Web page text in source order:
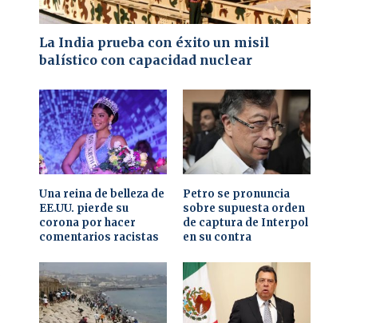
La India prueba con éxito un misil
balístico con capacidad nuclear
Una reina de belleza de
EE.UU. pierde su
corona por hacer
comentarios racistas
Petro se pronuncia
sobre supuesta orden
de captura de Interpol
en su contra